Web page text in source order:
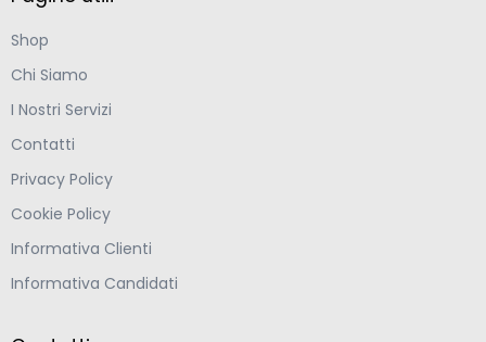
Shop
Chi Siamo
I Nostri Servizi
Contatti
Privacy Policy
Cookie Policy
Informativa Clienti
Informativa Candidati